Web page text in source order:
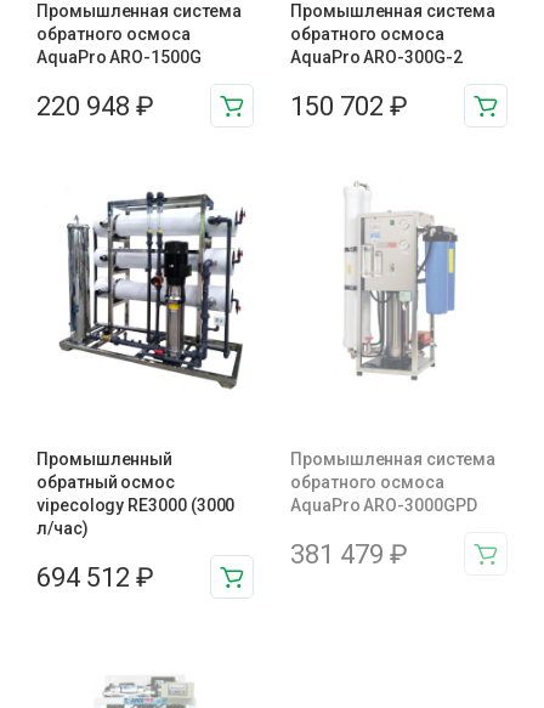
Промышленная система
обратного осмоса
AquaPro ARO-1500G
220 948 ₽
Промышленная система
обратного осмоса
AquaPro ARO-300G-2
150 702 ₽
Промышленный
обратный осмос
vipecology RE3000 (3000
л/час)
694 512 ₽
Промышленная система
обратного осмоса
AquaPro ARO-3000GPD
381 479 ₽